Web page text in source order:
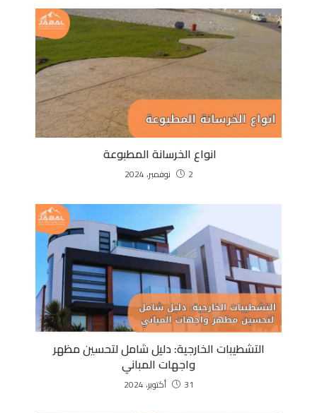
انواع الخرسانة المطبوعة
2 نوفمبر، 2024
التشطيبات الخارجية: دليل شامل لتحسين مظهر
واجهات المباني
31 أكتوبر، 2024